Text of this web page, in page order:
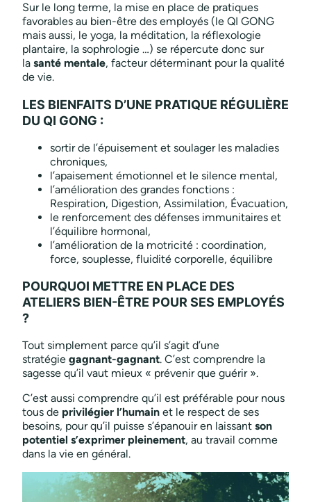
Sur le long terme, la mise en place de pratiques
favorables au bien-être des employés (le QI GONG
mais aussi, le yoga, la méditation, la réflexologie
plantaire, la sophrologie …) se répercute donc sur
la santé mentale, facteur déterminant pour la qualité
de vie.
LES BIENFAITS D’UNE PRATIQUE RÉGULIÈRE
DU QI GONG :
sortir de l’épuisement et soulager les maladies
chroniques,
l’apaisement émotionnel et le silence mental,
l’amélioration des grandes fonctions :
Respiration, Digestion, Assimilation, Évacuation,
le renforcement des défenses immunitaires et
l’équilibre hormonal,
l’amélioration de la motricité : coordination,
force, souplesse, fluidité corporelle, équilibre
POURQUOI METTRE EN PLACE DES
ATELIERS BIEN-ÊTRE POUR SES EMPLOYÉS
?
Tout simplement parce qu’il s’agit d’une
stratégie gagnant-gagnant. C’est comprendre la
sagesse qu’il vaut mieux « prévenir que guérir ».
C’est aussi comprendre qu’il est préférable pour nous
tous de privilégier l’humain et le respect de ses
besoins, pour qu’il puisse s’épanouir en laissant son
potentiel s’exprimer pleinement, au travail comme
dans la vie en général.